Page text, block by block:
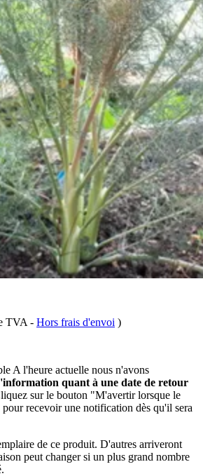
TVA - Hors frais d'envoi )
A l'heure actuelle nous n'avons
quant à une date de retour
sur le bouton "M'avertir lorsque le
recevoir une notification dès qu'il sera
de ce produit. D'autres arriveront
peut changer si un plus grand nombre